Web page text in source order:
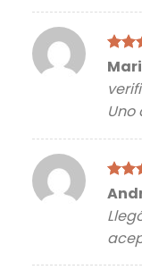
Uno
5